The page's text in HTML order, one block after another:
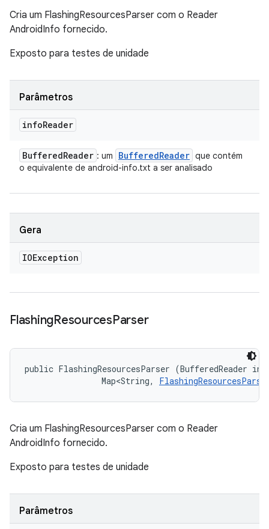
Cria um FlashingResourcesParser com o Reader
AndroidInfo fornecido.
Exposto para testes de unidade
Parâmetros
infoReader
BufferedReader : um BufferedReader que contém
o equivalente de android-info.txt a ser analisado
Gera
IOException
FlashingResourcesParser
public FlashingResourcesParser (BufferedReader
                Map<String,
Cria um FlashingResourcesParser com o Reader
AndroidInfo fornecido.
Exposto para testes de unidade
Parâmetros